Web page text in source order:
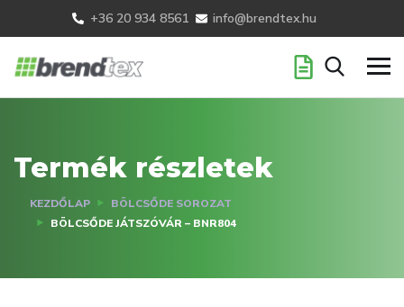
+36 20 934 8561 info@brendtex.hu
Termék részletek
KEZDŐLAP
BÖLCSŐDE SOROZAT
BÖLCSŐDE JÁTSZÓVÁR – BNR804